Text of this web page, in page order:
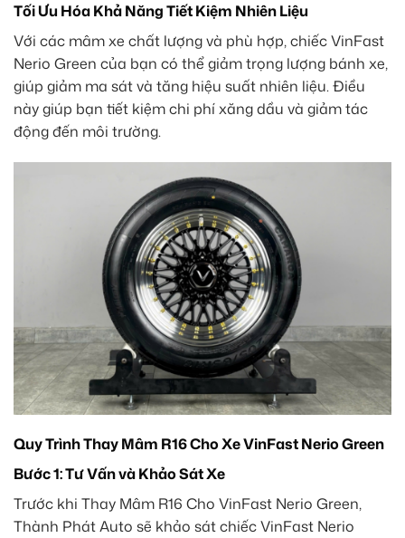
Tối Ưu Hóa Khả Năng Tiết Kiệm Nhiên Liệu
Với các mâm xe chất lượng và phù hợp, chiếc VinFast
Nerio Green của bạn có thể giảm trọng lượng bánh xe,
giúp giảm ma sát và tăng hiệu suất nhiên liệu. Điều
này giúp bạn tiết kiệm chi phí xăng dầu và giảm tác
động đến môi trường.
Quy Trình Thay Mâm R16 Cho Xe VinFast Nerio Green
Bước 1: Tư Vấn và Khảo Sát Xe
Trước khi Thay Mâm R16 Cho VinFast Nerio Green,
Thành Phát Auto sẽ khảo sát chiếc VinFast Nerio